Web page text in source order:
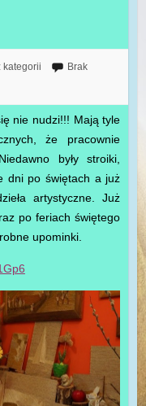
kategorii
Brak
nie nudzi!!! Mają tyle
że pracownie
były stroiki,
dni po świętach a już
artystyczne. Już
po feriach świętego
upominki.